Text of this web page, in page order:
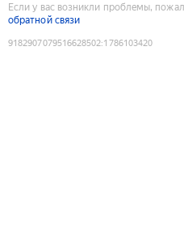
Если у вас возникли проблемы,
обратной связи
9182907079516628502:1786103420